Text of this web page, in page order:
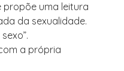
uma leitura
da sexualidade.
a própria